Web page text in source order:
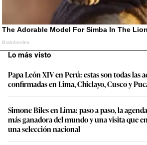
Lo más visto
Papa León XIV en Perú: estas son todas las
confirmadas en Lima, Chiclayo, Cusco y
Simone Biles en Lima: paso a paso, la
más ganadora del mundo y una visita que
una selección nacional